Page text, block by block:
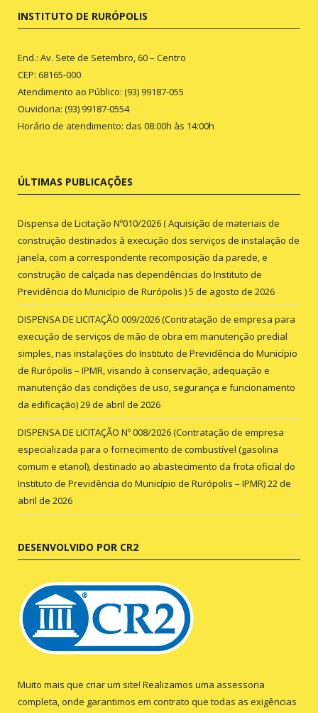
INSTITUTO DE RURÓPOLIS
End.: Av. Sete de Setembro, 60 – Centro
CEP: 68165-000
Atendimento ao Público: (93) 99187-055
Ouvidoria: (93) 99187-0554
Horário de atendimento: das 08:00h às 14:00h
ÚLTIMAS PUBLICAÇÕES
Dispensa de Licitação Nº010/2026 ( Aquisição de materiais de
construção destinados à execução dos serviços de instalação de
janela, com a correspondente recomposição da parede, e
construção de calçada nas dependências do Instituto de
Previdência do Município de Rurópolis )5 de agosto de 2026
DISPENSA DE LICITAÇÃO 009/2026 (Contratação de empresa para
execução de serviços de mão de obra em manutenção predial
simples, nas instalações do Instituto de Previdência do Município
de Rurópolis – IPMR, visando à conservação, adequação e
manutenção das condições de uso, segurança e funcionamento
da edificação)29 de abril de 2026
DISPENSA DE LICITAÇÃO Nº 008/2026 (Contratação de empresa
especializada para o fornecimento de combustível (gasolina
comum e etanol), destinado ao abastecimento da frota oficial do
Instituto de Previdência do Município de Rurópolis – IPMR)22 de
abril de 2026
DESENVOLVIDO POR CR2
Muito mais que criar um site! Realizamos uma assessoria
completa, onde garantimos em contrato que todas as exigências